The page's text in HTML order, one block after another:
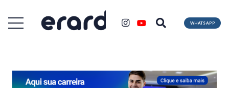
WHATSAPP